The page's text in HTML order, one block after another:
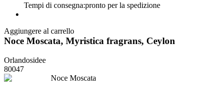
Tempi di consegna:pronto per la spedizione
Aggiungere al carrello
Noce Moscata, Myristica fragrans, Ceylon
Orlandosidee
80047